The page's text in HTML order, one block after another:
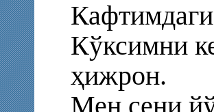
Кўксимни
ҳижрон.